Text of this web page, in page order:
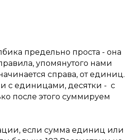
предельно проста - она
упомянутого нами
справа, от единиц.
с единицами, десятки - с
после этого суммируем
если сумма единиц или